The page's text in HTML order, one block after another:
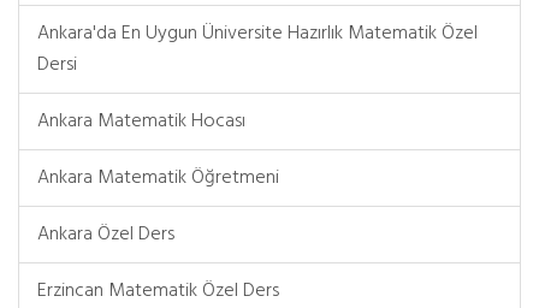
Ankara'da En Uygun Üniversite Hazırlık Matematik Özel
Dersi
Ankara Matematik Hocası
Ankara Matematik Öğretmeni
Ankara Özel Ders
Erzincan Matematik Özel Ders